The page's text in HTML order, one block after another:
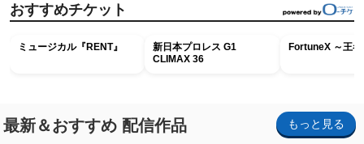
おすすめチケット
ミュージカル『RENT』
新日本プロレス G1
CLIMAX 36
FortuneX ～王
最新＆おすすめ 配信作品 もっと見る